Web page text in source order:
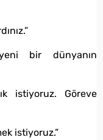
bir dünyanın
istiyoruz. Göreve
istiyoruz.”